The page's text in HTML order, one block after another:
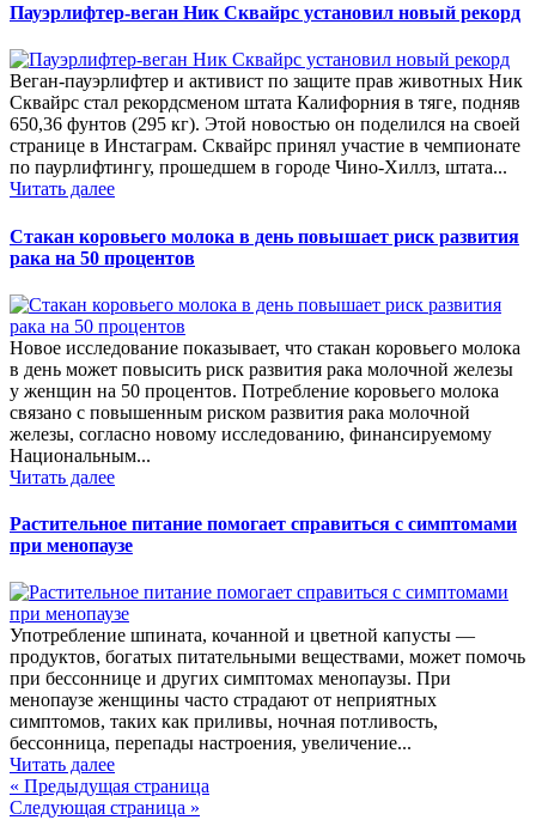
Пауэрлифтер-веган Ник Сквайрс установил новый рекорд
Веган-пауэрлифтер и активист по защите прав животных Ник
Сквайрс стал рекордсменом штата Калифорния в тяге, подняв
650,36 фунтов (295 кг). Этой новостью он поделился на своей
странице в Инстаграм. Сквайрс принял участие в чемпионате
по паурлифтингу, прошедшем в городе Чино-Хиллз, штата...
Читать далее
Стакан коровьего молока в день повышает риск развития
рака на 50 процентов
Новое исследование показывает, что стакан коровьего молока
в день может повысить риск развития рака молочной железы
у женщин на 50 процентов. Потребление коровьего молока
связано с повышенным риском развития рака молочной
железы, согласно новому исследованию, финансируемому
Национальным...
Читать далее
Растительное питание помогает справиться с симптомами
при менопаузе
Употребление шпината, кочанной и цветной капусты —
продуктов, богатых питательными веществами, может помочь
при бессоннице и других симптомах менопаузы. При
менопаузе женщины часто страдают от неприятных
симптомов, таких как приливы, ночная потливость,
бессонница, перепады настроения, увеличение...
Читать далее
« Предыдущая страница
Следующая страница »